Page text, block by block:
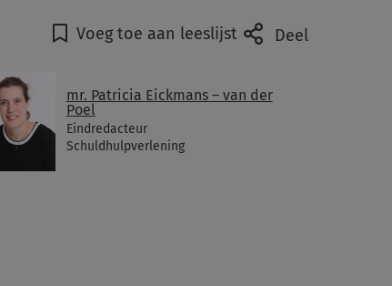
Voeg toe aan leeslijst Deel
mr. Patricia Eickmans – van der
Poel
Eindredacteur
Schuldhulpverlening